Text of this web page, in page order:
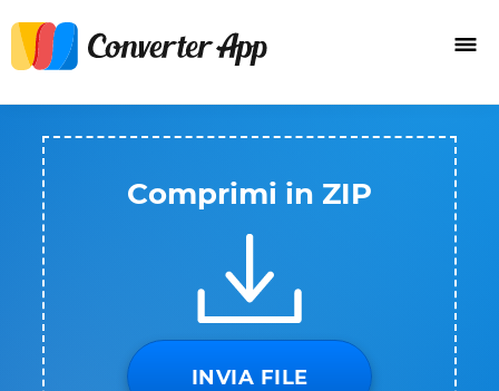
Comprimi in ZIP
INVIA FILE